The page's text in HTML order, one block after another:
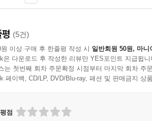
(5건)
원 이상 구매 후 한줄평 작성 시 일반회원 50원, 마니
은 다운로드 후 작성한 리뷰만 YES포인트 지급됩니
는 첫번째 회차 주문확정 시점부터 마지막 회차 주
페이백, CD/LP, DVD/Blu-ray, 패션 및 판매금지 상
평점